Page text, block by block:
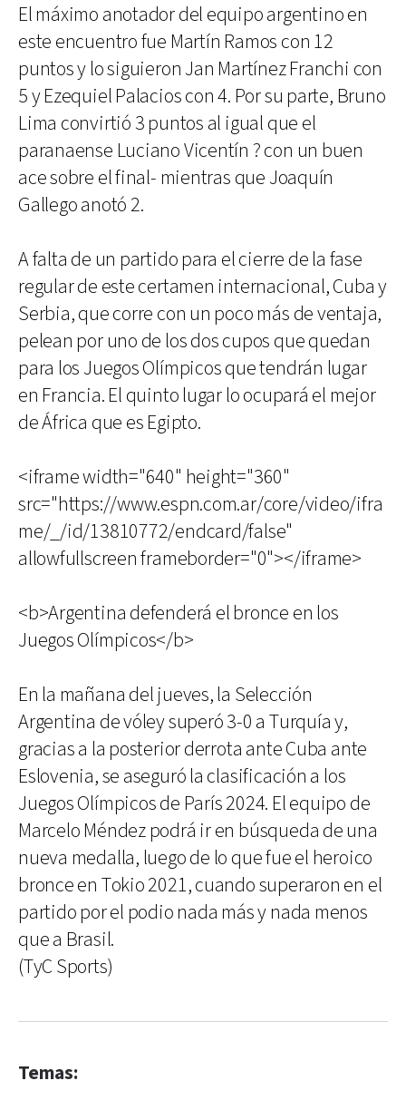
El máximo anotador del equipo argentino en
este encuentro fue Martín Ramos con 12
puntos y lo siguieron Jan Martínez Franchi con
5 y Ezequiel Palacios con 4. Por su parte, Bruno
Lima convirtió 3 puntos al igual que el
paranaense Luciano Vicentín ? con un buen
ace sobre el final- mientras que Joaquín
Gallego anotó 2.
A falta de un partido para el cierre de la fase
regular de este certamen internacional, Cuba y
Serbia, que corre con un poco más de ventaja,
pelean por uno de los dos cupos que quedan
para los Juegos Olímpicos que tendrán lugar
en Francia. El quinto lugar lo ocupará el mejor
de África que es Egipto.
<iframe width="640" height="360"
src="https://www.espn.com.ar/core/video/ifra
me/_/id/13810772/endcard/false"
allowfullscreen frameborder="0"></iframe>
<b>Argentina defenderá el bronce en los
Juegos Olímpicos</b>
En la mañana del jueves, la Selección
Argentina de vóley superó 3-0 a Turquía y,
gracias a la posterior derrota ante Cuba ante
Eslovenia, se aseguró la clasificación a los
Juegos Olímpicos de París 2024. El equipo de
Marcelo Méndez podrá ir en búsqueda de una
nueva medalla, luego de lo que fue el heroico
bronce en Tokio 2021, cuando superaron en el
partido por el podio nada más y nada menos
que a Brasil.
(TyC Sports)
Temas: